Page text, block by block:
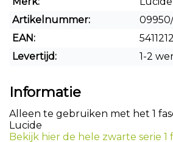
Artikelnummer:
EAN:
Levertijd:
1-2
Informatie
Alleen te gebruiken met het 1
Lucide
Bekijk hier de hele zwarte serie 1